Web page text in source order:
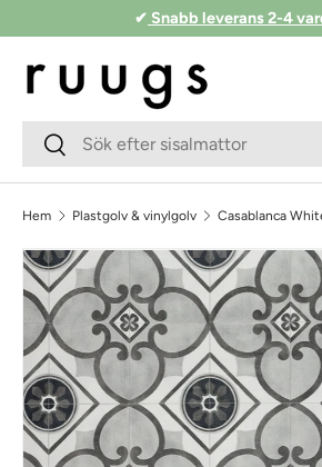
Hoppa till innehåll
✔ Snabb leverans 2-4
Sökfält
Skicka
Hem Plastgolv & vinylgolv Casablanca
Skippa till produktinformationen